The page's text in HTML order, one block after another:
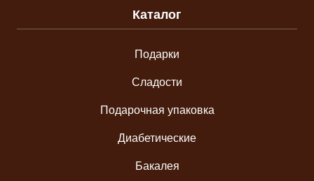
Каталог
Подарки
Сладости
Подарочная упаковка
Диабетические
Бакалея